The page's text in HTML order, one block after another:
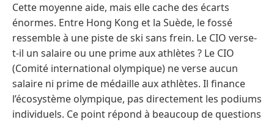
Cette moyenne aide, mais elle cache des écarts
énormes. Entre Hong Kong et la Suède, le fossé
ressemble à une piste de ski sans frein. Le CIO verse-
t-il un salaire ou une prime aux athlètes ? Le CIO
(Comité international olympique) ne verse aucun
salaire ni prime de médaille aux athlètes. Il finance
l’écosystème olympique, pas directement les podiums
individuels. Ce point répond à beaucoup de questions